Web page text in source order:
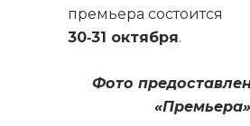
премьера состоится
30‑31 октября.
Фото
«Премьера»